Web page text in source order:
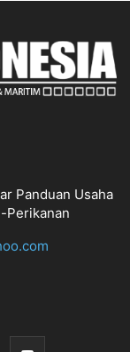
Panduan Usaha
Perikanan